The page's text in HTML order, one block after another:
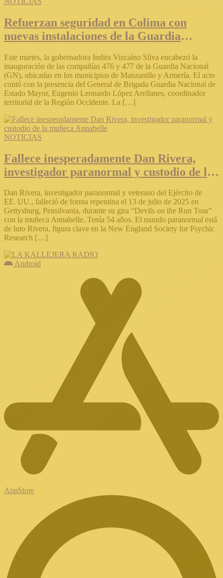
Refuerzan seguridad en Colima con
nuevas instalaciones de la Guardia
Este martes, la gobernadora Indira Vizcaíno Silva encabezó la
inauguración de las compañías 476 y 477 de la Guardia Nacional
(GN), ubicadas en los municipios de Manzanillo y Armería. El acto
contó con la presencia del General de Brigada Guardia Nacional de
Estado Mayor, Eugenio Leonardo López Arellanes, coordinador
territorial de la Región Occidente. La […]
NOTICIAS
Fallece inesperadamente Dan Rivera,
investigador paranormal y custodio de la
Dan Rivera, investigador paranormal y veterano del Ejército de
EE. UU., falleció de forma repentina el 13 de julio de 2025 en
Gettysburg, Pensilvania, durante su gira “Devils on the Run Tour”
con la muñeca Annabelle. Tenía 54 años. El mundo paranormal está
de luto Rivera, figura clave en la New England Society for Psychic
Research […]
Android
AppStore